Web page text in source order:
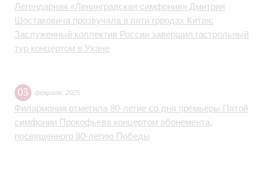
Легендарная «Ленинградская симфония» Дмитрия
Шостаковича прозвучала в пяти городах Китая:
Заслуженный коллектив России завершил гастрольный
тур концертом в Ухане
03 февраля 2025
Филармония отметила 80-летие со дня премьеры Пятой
симфонии Прокофьева концертом абонемента,
посвященного 80-летию Победы